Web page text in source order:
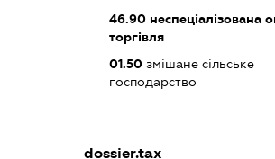
46.90неспеціалізована
торгівля
01.50змішане сільське
господарство
dossier.tax